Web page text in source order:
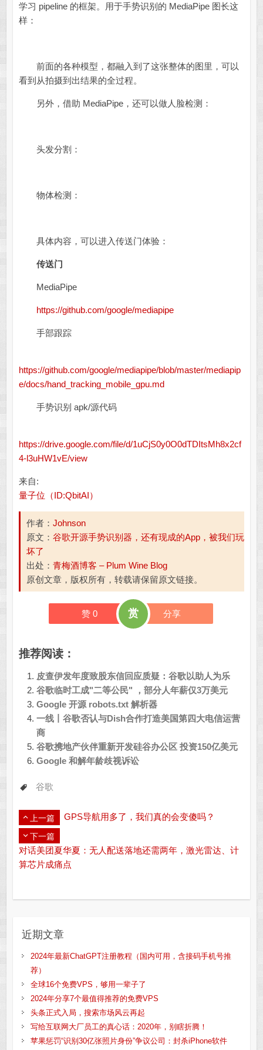
学习 pipeline 的框架。用于手势识别的 MediaPipe 图长这
样：
前面的各种模型，都融入到了这张整体的图里，可以
看到从拍摄到出结果的全过程。
另外，借助 MediaPipe，还可以做人脸检测：
头发分割：
物体检测：
具体内容，可以进入传送门体验：
传送门
MediaPipe
https://github.com/google/mediapipe
手部跟踪
https://github.com/google/mediapipe/blob/master/mediapip
e/docs/hand_tracking_mobile_gpu.md
手势识别 apk/源代码
https://drive.google.com/file/d/1uCjS0y0O0dTDItsMh8x2cf
4-l3uHW1vE/view
来自:
量子位（ID:QbitAI）
作者： Johnson
原文： 谷歌开源手势识别器，还有现成的App，被我们玩
坏了
出处： 青梅酒博客 – Plum Wine Blog
原创文章，版权所有，转载请保留原文链接。
赞 0 赏 分享
推荐阅读：
皮查伊发年度致股东信回应质疑：谷歌以助人为乐
谷歌临时工成"二等公民" ，部分人年薪仅3万美元
Google 开源 robots.txt 解析器
一线丨谷歌否认与Dish合作打造美国第四大电信运营
商
谷歌携地产伙伴重新开发硅谷办公区 投资150亿美元
Google 和解年龄歧视诉讼
谷歌
上一篇 GPS导航用多了，我们真的会变傻吗？
下一篇
对话美团夏华夏：无人配送落地还需两年，激光雷达、计
算芯片成痛点
近期文章
2024年最新ChatGPT注册教程（国内可用，含接码手机号推
荐）
全球16个免费VPS，够用一辈子了
2024年分享7个最值得推荐的免费VPS
头条正式入局，搜索市场风云再起
写给互联网大厂员工的真心话：2020年，别瞎折腾！
苹果惩罚“识别30亿张照片身份”争议公司：封杀iPhone软件